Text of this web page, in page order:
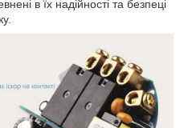
в їх надійності та безпеці